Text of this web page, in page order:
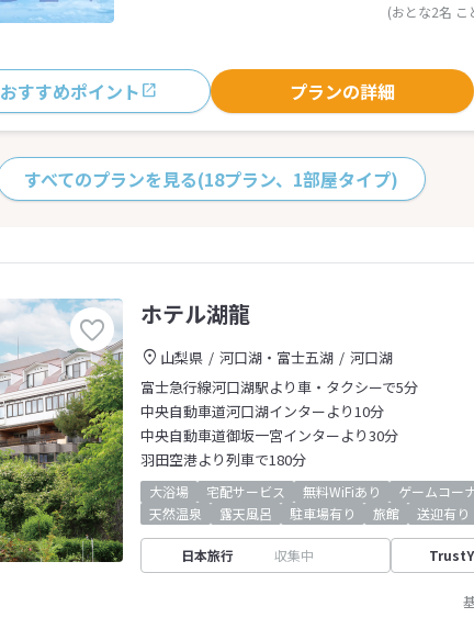
(おとな2名
おすすめポイント プランの詳細
すべてのプランを見る(18プラン、1部屋タイプ)
ホテル湖龍
山梨県 河口湖・富士五湖
河口湖
富士急行線河口湖駅より車・タクシーで5分
中央自動車道河口湖インターより10分
中央自動車道御坂一宮インターより30分
羽田空港より列車で180分
大浴場 宅配サービス 無料WiFiあり ゲームコー
天然温泉
露天風呂 駐車場有り 旅館 送迎有り
日本旅行 収集中